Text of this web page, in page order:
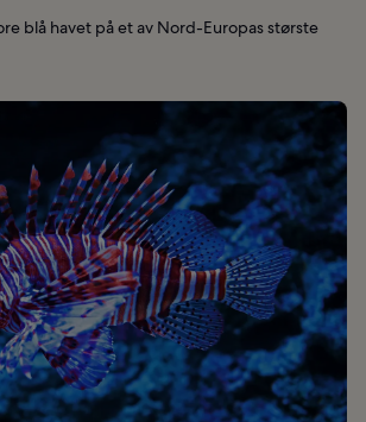
blå havet på et av Nord-Europas største